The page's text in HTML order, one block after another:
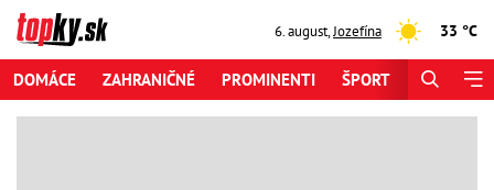
6. august,Jozefína 33 °C
DOMÁCE ZAHRANIČNÉ PROMINENTI ŠPORT